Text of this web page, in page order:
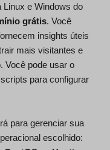
Linux e Windows do
grátis. Você
insights úteis
mais visitantes e
Você pode usar o
para configurar
para gerenciar sua
escolhido: